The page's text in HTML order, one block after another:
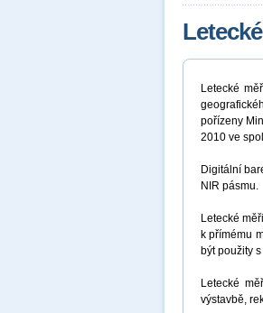
Letecké
pořízeny
2010 ve
Digitální
NIR pásmu.
Letecké
k přímému
být použity
Letecké
výstavbě,